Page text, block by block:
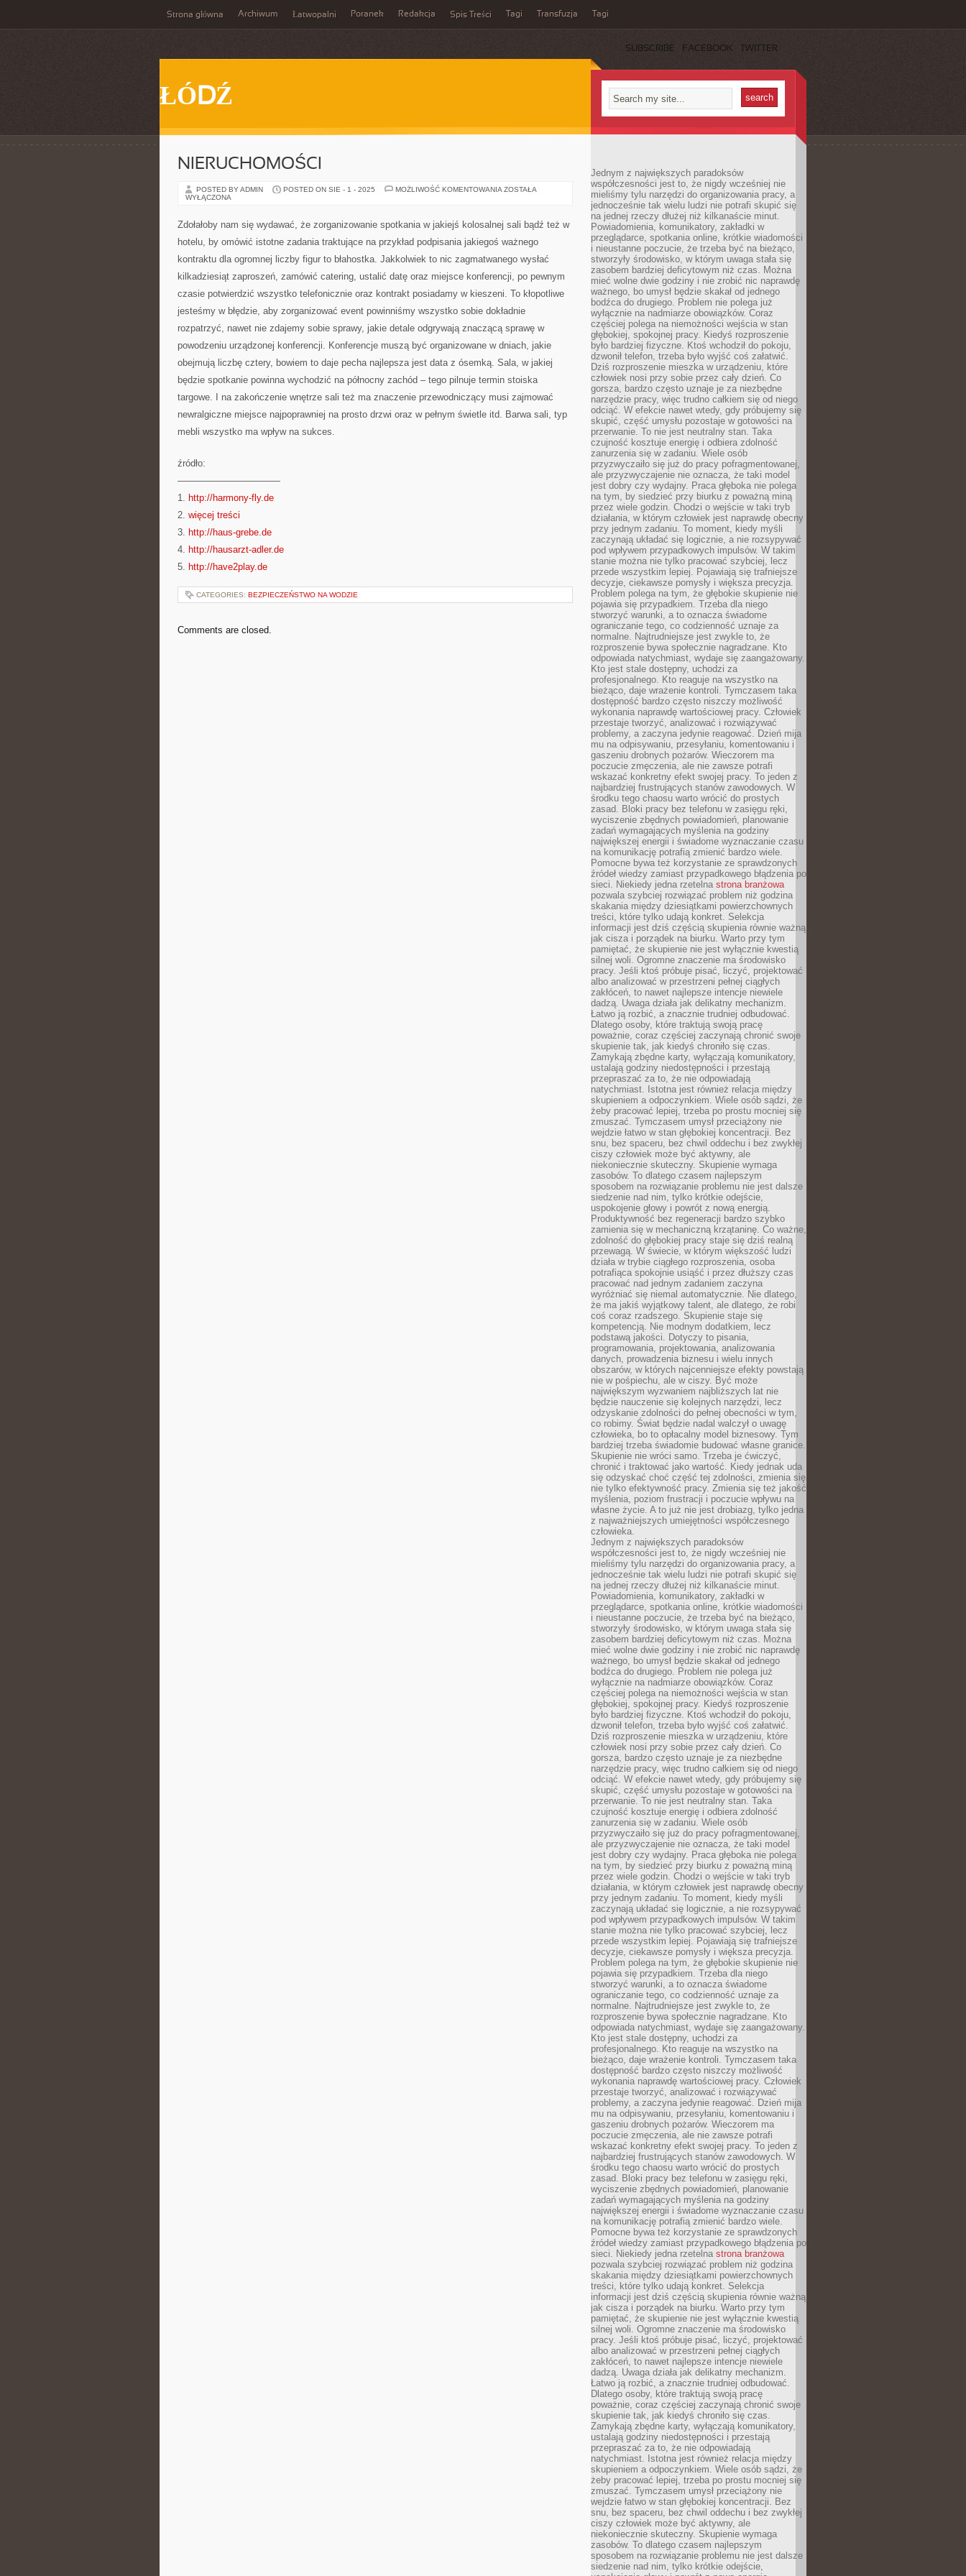
Strona główna Archiwum Łatwopalni Poranek Redakcja Spis Treści Tagi Transfuzja Tagi
SUBSCRIBE FACEBOOK TWITTER
ŁÓDŹ
NIERUCHOMOŚCI
POSTED BY ADMIN POSTED ON SIE - 1 - 2025 MOŻLIWOŚĆ KOMENTOWANIA NIERUCHOMOŚCI
ZOSTAŁA
WYŁĄCZONA
Zdołałoby nam się wydawać, że zorganizowanie spotkania w jakiejś kolosalnej sali bądź też w
hotelu, by omówić istotne zadania traktujące na przykład podpisania jakiegoś ważnego
kontraktu dla ogromnej liczby figur to błahostka. Jakkolwiek to nic zagmatwanego wysłać
kilkadziesiąt zaproszeń, zamówić catering, ustalić datę oraz miejsce konferencji, po pewnym
czasie potwierdzić wszystko telefonicznie oraz kontrakt posiadamy w kieszeni. To kłopotliwe
jesteśmy w błędzie, aby zorganizować event powinniśmy wszystko sobie dokładnie
rozpatrzyć, nawet nie zdajemy sobie sprawy, jakie detale odgrywają znaczącą sprawę w
powodzeniu urządzonej konferencji. Konferencje muszą być organizowane w dniach, jakie
obejmują liczbę cztery, bowiem to daje pecha najlepsza jest data z ósemką. Sala, w jakiej
będzie spotkanie powinna wychodzić na północny zachód – tego pilnuje termin stoiska
targowe. I na zakończenie wnętrze sali też ma znaczenie przewodniczący musi zajmować
newralgiczne miejsce najpoprawniej na prosto drzwi oraz w pełnym świetle itd. Barwa sali, typ
mebli wszystko ma wpływ na sukces.
źródło:
———————————
1. http://harmony-fly.de
2. więcej treści
3. http://haus-grebe.de
4. http://hausarzt-adler.de
5. http://have2play.de
CATEGORIES: BEZPIECZEŃSTWO NA WODZIE
Comments are closed.
Jednym z największych paradoksów
współczesności jest to, że nigdy wcześniej nie
mieliśmy tylu narzędzi do organizowania pracy, a
jednocześnie tak wielu ludzi nie potrafi skupić się
na jednej rzeczy dłużej niż kilkanaście minut.
Powiadomienia, komunikatory, zakładki w
przeglądarce, spotkania online, krótkie wiadomości
i nieustanne poczucie, że trzeba być na bieżąco,
stworzyły środowisko, w którym uwaga stała się
zasobem bardziej deficytowym niż czas. Można
mieć wolne dwie godziny i nie zrobić nic naprawdę
ważnego, bo umysł będzie skakał od jednego
bodźca do drugiego. Problem nie polega już
wyłącznie na nadmiarze obowiązków. Coraz
częściej polega na niemożności wejścia w stan
głębokiej, spokojnej pracy. Kiedyś rozproszenie
było bardziej fizyczne. Ktoś wchodził do pokoju,
dzwonił telefon, trzeba było wyjść coś załatwić.
Dziś rozproszenie mieszka w urządzeniu, które
człowiek nosi przy sobie przez cały dzień. Co
gorsza, bardzo często uznaje je za niezbędne
narzędzie pracy, więc trudno całkiem się od niego
odciąć. W efekcie nawet wtedy, gdy próbujemy się
skupić, część umysłu pozostaje w gotowości na
przerwanie. To nie jest neutralny stan. Taka
czujność kosztuje energię i odbiera zdolność
zanurzenia się w zadaniu. Wiele osób
przyzwyczaiło się już do pracy pofragmentowanej,
ale przyzwyczajenie nie oznacza, że taki model
jest dobry czy wydajny. Praca głęboka nie polega
na tym, by siedzieć przy biurku z poważną miną
przez wiele godzin. Chodzi o wejście w taki tryb
działania, w którym człowiek jest naprawdę obecny
przy jednym zadaniu. To moment, kiedy myśli
zaczynają układać się logicznie, a nie rozsypywać
pod wpływem przypadkowych impulsów. W takim
stanie można nie tylko pracować szybciej, lecz
przede wszystkim lepiej. Pojawiają się trafniejsze
decyzje, ciekawsze pomysły i większa precyzja.
Problem polega na tym, że głębokie skupienie nie
pojawia się przypadkiem. Trzeba dla niego
stworzyć warunki, a to oznacza świadome
ograniczanie tego, co codzienność uznaje za
normalne. Najtrudniejsze jest zwykle to, że
rozproszenie bywa społecznie nagradzane. Kto
odpowiada natychmiast, wydaje się zaangażowany.
Kto jest stale dostępny, uchodzi za
profesjonalnego. Kto reaguje na wszystko na
bieżąco, daje wrażenie kontroli. Tymczasem taka
dostępność bardzo często niszczy możliwość
wykonania naprawdę wartościowej pracy. Człowiek
przestaje tworzyć, analizować i rozwiązywać
problemy, a zaczyna jedynie reagować. Dzień mija
mu na odpisywaniu, przesyłaniu, komentowaniu i
gaszeniu drobnych pożarów. Wieczorem ma
poczucie zmęczenia, ale nie zawsze potrafi
wskazać konkretny efekt swojej pracy. To jeden z
najbardziej frustrujących stanów zawodowych. W
środku tego chaosu warto wrócić do prostych
zasad. Bloki pracy bez telefonu w zasięgu ręki,
wyciszenie zbędnych powiadomień, planowanie
zadań wymagających myślenia na godziny
największej energii i świadome wyznaczanie czasu
na komunikację potrafią zmienić bardzo wiele.
Pomocne bywa też korzystanie ze sprawdzonych
źródeł wiedzy zamiast przypadkowego błądzenia po
sieci. Niekiedy jedna rzetelna strona branżowa
pozwala szybciej rozwiązać problem niż godzina
skakania między dziesiątkami powierzchownych
treści, które tylko udają konkret. Selekcja
informacji jest dziś częścią skupienia równie ważną
jak cisza i porządek na biurku. Warto przy tym
pamiętać, że skupienie nie jest wyłącznie kwestią
silnej woli. Ogromne znaczenie ma środowisko
pracy. Jeśli ktoś próbuje pisać, liczyć, projektować
albo analizować w przestrzeni pełnej ciągłych
zakłóceń, to nawet najlepsze intencje niewiele
dadzą. Uwaga działa jak delikatny mechanizm.
Łatwo ją rozbić, a znacznie trudniej odbudować.
Dlatego osoby, które traktują swoją pracę
poważnie, coraz częściej zaczynają chronić swoje
skupienie tak, jak kiedyś chroniło się czas.
Zamykają zbędne karty, wyłączają komunikatory,
ustalają godziny niedostępności i przestają
przepraszać za to, że nie odpowiadają
natychmiast. Istotna jest również relacja między
skupieniem a odpoczynkiem. Wiele osób sądzi, że
żeby pracować lepiej, trzeba po prostu mocniej się
zmuszać. Tymczasem umysł przeciążony nie
wejdzie łatwo w stan głębokiej koncentracji. Bez
snu, bez spaceru, bez chwil oddechu i bez zwykłej
ciszy człowiek może być aktywny, ale
niekoniecznie skuteczny. Skupienie wymaga
zasobów. To dlatego czasem najlepszym
sposobem na rozwiązanie problemu nie jest dalsze
siedzenie nad nim, tylko krótkie odejście,
uspokojenie głowy i powrót z nową energią.
Produktywność bez regeneracji bardzo szybko
zamienia się w mechaniczną krzątaninę. Co ważne,
zdolność do głębokiej pracy staje się dziś realną
przewagą. W świecie, w którym większość ludzi
działa w trybie ciągłego rozproszenia, osoba
potrafiąca spokojnie usiąść i przez dłuższy czas
pracować nad jednym zadaniem zaczyna
wyróżniać się niemal automatycznie. Nie dlatego,
że ma jakiś wyjątkowy talent, ale dlatego, że robi
coś coraz rzadszego. Skupienie staje się
kompetencją. Nie modnym dodatkiem, lecz
podstawą jakości. Dotyczy to pisania,
programowania, projektowania, analizowania
danych, prowadzenia biznesu i wielu innych
obszarów, w których najcenniejsze efekty powstają
nie w pośpiechu, ale w ciszy. Być może
największym wyzwaniem najbliższych lat nie
będzie nauczenie się kolejnych narzędzi, lecz
odzyskanie zdolności do pełnej obecności w tym,
co robimy. Świat będzie nadal walczył o uwagę
człowieka, bo to opłacalny model biznesowy. Tym
bardziej trzeba świadomie budować własne granice.
Skupienie nie wróci samo. Trzeba je ćwiczyć,
chronić i traktować jako wartość. Kiedy jednak uda
się odzyskać choć część tej zdolności, zmienia się
nie tylko efektywność pracy. Zmienia się też jakość
myślenia, poziom frustracji i poczucie wpływu na
własne życie. A to już nie jest drobiazg, tylko jedna
z najważniejszych umiejętności współczesnego
człowieka.
Jednym z największych paradoksów
współczesności jest to, że nigdy wcześniej nie
mieliśmy tylu narzędzi do organizowania pracy, a
jednocześnie tak wielu ludzi nie potrafi skupić się
na jednej rzeczy dłużej niż kilkanaście minut.
Powiadomienia, komunikatory, zakładki w
przeglądarce, spotkania online, krótkie wiadomości
i nieustanne poczucie, że trzeba być na bieżąco,
stworzyły środowisko, w którym uwaga stała się
zasobem bardziej deficytowym niż czas. Można
mieć wolne dwie godziny i nie zrobić nic naprawdę
ważnego, bo umysł będzie skakał od jednego
bodźca do drugiego. Problem nie polega już
wyłącznie na nadmiarze obowiązków. Coraz
częściej polega na niemożności wejścia w stan
głębokiej, spokojnej pracy. Kiedyś rozproszenie
było bardziej fizyczne. Ktoś wchodził do pokoju,
dzwonił telefon, trzeba było wyjść coś załatwić.
Dziś rozproszenie mieszka w urządzeniu, które
człowiek nosi przy sobie przez cały dzień. Co
gorsza, bardzo często uznaje je za niezbędne
narzędzie pracy, więc trudno całkiem się od niego
odciąć. W efekcie nawet wtedy, gdy próbujemy się
skupić, część umysłu pozostaje w gotowości na
przerwanie. To nie jest neutralny stan. Taka
czujność kosztuje energię i odbiera zdolność
zanurzenia się w zadaniu. Wiele osób
przyzwyczaiło się już do pracy pofragmentowanej,
ale przyzwyczajenie nie oznacza, że taki model
jest dobry czy wydajny. Praca głęboka nie polega
na tym, by siedzieć przy biurku z poważną miną
przez wiele godzin. Chodzi o wejście w taki tryb
działania, w którym człowiek jest naprawdę obecny
przy jednym zadaniu. To moment, kiedy myśli
zaczynają układać się logicznie, a nie rozsypywać
pod wpływem przypadkowych impulsów. W takim
stanie można nie tylko pracować szybciej, lecz
przede wszystkim lepiej. Pojawiają się trafniejsze
decyzje, ciekawsze pomysły i większa precyzja.
Problem polega na tym, że głębokie skupienie nie
pojawia się przypadkiem. Trzeba dla niego
stworzyć warunki, a to oznacza świadome
ograniczanie tego, co codzienność uznaje za
normalne. Najtrudniejsze jest zwykle to, że
rozproszenie bywa społecznie nagradzane. Kto
odpowiada natychmiast, wydaje się zaangażowany.
Kto jest stale dostępny, uchodzi za
profesjonalnego. Kto reaguje na wszystko na
bieżąco, daje wrażenie kontroli. Tymczasem taka
dostępność bardzo często niszczy możliwość
wykonania naprawdę wartościowej pracy. Człowiek
przestaje tworzyć, analizować i rozwiązywać
problemy, a zaczyna jedynie reagować. Dzień mija
mu na odpisywaniu, przesyłaniu, komentowaniu i
gaszeniu drobnych pożarów. Wieczorem ma
poczucie zmęczenia, ale nie zawsze potrafi
wskazać konkretny efekt swojej pracy. To jeden z
najbardziej frustrujących stanów zawodowych. W
środku tego chaosu warto wrócić do prostych
zasad. Bloki pracy bez telefonu w zasięgu ręki,
wyciszenie zbędnych powiadomień, planowanie
zadań wymagających myślenia na godziny
największej energii i świadome wyznaczanie czasu
na komunikację potrafią zmienić bardzo wiele.
Pomocne bywa też korzystanie ze sprawdzonych
źródeł wiedzy zamiast przypadkowego błądzenia po
sieci. Niekiedy jedna rzetelna strona branżowa
pozwala szybciej rozwiązać problem niż godzina
skakania między dziesiątkami powierzchownych
treści, które tylko udają konkret. Selekcja
informacji jest dziś częścią skupienia równie ważną
jak cisza i porządek na biurku. Warto przy tym
pamiętać, że skupienie nie jest wyłącznie kwestią
silnej woli. Ogromne znaczenie ma środowisko
pracy. Jeśli ktoś próbuje pisać, liczyć, projektować
albo analizować w przestrzeni pełnej ciągłych
zakłóceń, to nawet najlepsze intencje niewiele
dadzą. Uwaga działa jak delikatny mechanizm.
Łatwo ją rozbić, a znacznie trudniej odbudować.
Dlatego osoby, które traktują swoją pracę
poważnie, coraz częściej zaczynają chronić swoje
skupienie tak, jak kiedyś chroniło się czas.
Zamykają zbędne karty, wyłączają komunikatory,
ustalają godziny niedostępności i przestają
przepraszać za to, że nie odpowiadają
natychmiast. Istotna jest również relacja między
skupieniem a odpoczynkiem. Wiele osób sądzi, że
żeby pracować lepiej, trzeba po prostu mocniej się
zmuszać. Tymczasem umysł przeciążony nie
wejdzie łatwo w stan głębokiej koncentracji. Bez
snu, bez spaceru, bez chwil oddechu i bez zwykłej
ciszy człowiek może być aktywny, ale
niekoniecznie skuteczny. Skupienie wymaga
zasobów. To dlatego czasem najlepszym
sposobem na rozwiązanie problemu nie jest dalsze
siedzenie nad nim, tylko krótkie odejście,